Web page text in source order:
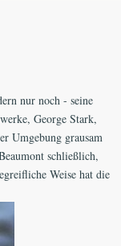
nur noch - seine
George Stark,
Umgebung grausam
schließlich,
Weise hat die